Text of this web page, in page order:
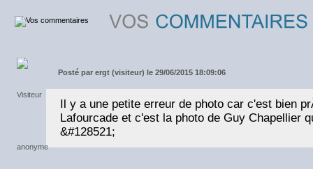
Posté par ergt (visiteur) le 29/06/2015 18:09:06
Il y a une petite erreur de photo car c'est bien
Lafourcade et c'est la photo de Guy Chapellier
&#128521;